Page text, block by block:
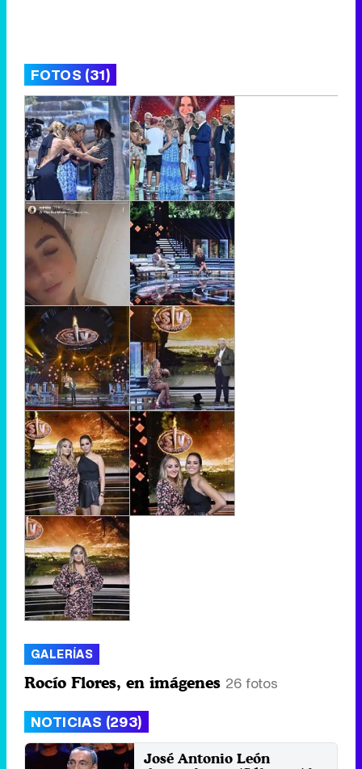
FOTOS (31)
GALERÍAS
Rocío Flores, en imágenes 26 fotos
NOTICIAS (293)
José Antonio León